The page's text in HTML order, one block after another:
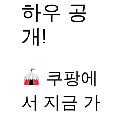
하우 공
개!
쿠팡에
서 지금 가